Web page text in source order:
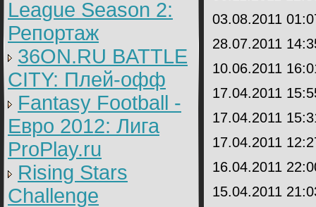
League Season 2:
Репортаж
36ON.RU BATTLE
CITY: Плей-офф
Fantasy Football -
Евро 2012: Лига
ProPlay.ru
Rising Stars
Challenge
03.08.2011
28.07.2011
10.06.2011
17.04.2011
17.04.2011
17.04.2011
16.04.2011
15.04.2011